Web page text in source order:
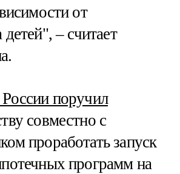
от
детей", – считает
поручил
совместно с
проработать запуск
программ на